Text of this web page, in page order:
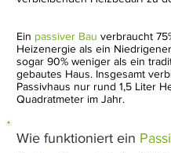
Ein passiver Bau verbraucht
Heizenergie als ein
sogar 90% weniger als ein
gebautes Haus. Insgesamt
Passivhaus nur rund 1,5 Liter
Quadratmeter im Jahr.
Wie funktioniert ein